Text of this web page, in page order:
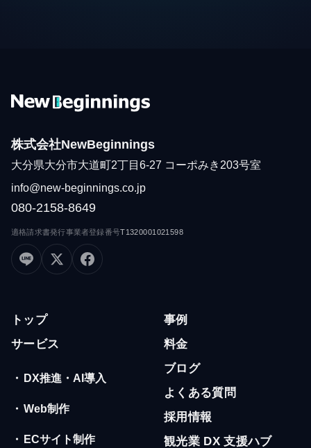
株式会社NewBeginnings
大分県大分市大道町2丁目6-27 コーポみき203号室
info@new-beginnings.co.jp
080-2158-8649
適格請求書発行事業者登録番号T1320001021598
トップ
サービス
・ DX推進・AI導入
・ Web制作
・ ECサイト制作
事例
料金
ブログ
よくある質問
採用情報
観光業 DX 支援ハブ